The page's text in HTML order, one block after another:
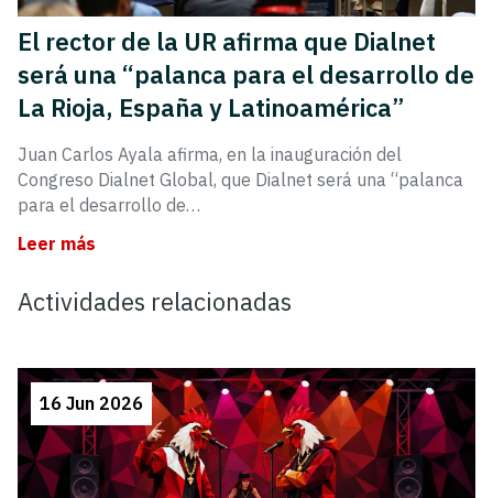
El rector de la UR afirma que Dialnet
será una “palanca para el desarrollo de
La Rioja, España y Latinoamérica”
Juan Carlos Ayala afirma, en la inauguración del
Congreso Dialnet Global, que Dialnet será una “palanca
para el desarrollo de…
Leer más
Actividades relacionadas
16 Jun 2026